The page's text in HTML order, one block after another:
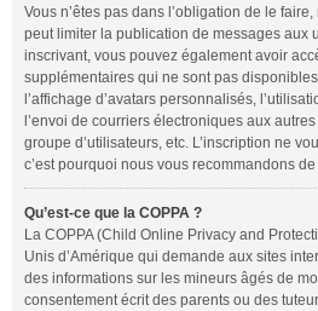
Vous n’êtes pas dans l’obligation de le
peut limiter la publication de messages aux
inscrivant, vous pouvez également avoir
supplémentaires qui ne sont pas
l’affichage d’avatars personnalisés,
l’envoi de courriers électroniques aux
groupe d’utilisateurs, etc. L’inscription ne
c’est pourquoi nous vous recommandons
Qu’est-ce que la COPPA ?
La COPPA (Child Online Privacy and
Unis d’Amérique qui demande aux sites
des informations sur les mineurs âgés de
consentement écrit des parents ou des